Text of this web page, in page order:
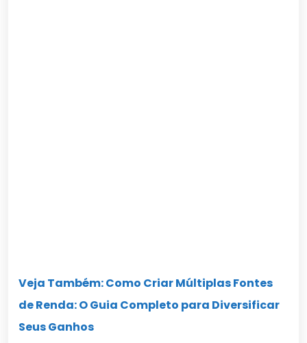
Veja Também: Como Criar Múltiplas Fontes
de Renda: O Guia Completo para Diversificar
Seus Ganhos